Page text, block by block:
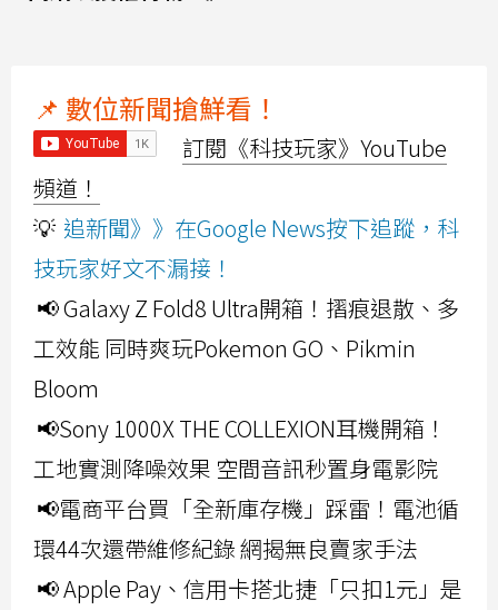
📌 數位新聞搶鮮看！
訂閱《科技玩家》YouTube
頻道！
💡 追新聞》》在Google News按下追蹤，科
技玩家好文不漏接！
📢 Galaxy Z Fold8 Ultra開箱！摺痕退散、多
工效能 同時爽玩Pokemon GO、Pikmin
Bloom
📢Sony 1000X THE COLLEXION耳機開箱！
工地實測降噪效果 空間音訊秒置身電影院
📢電商平台買「全新庫存機」踩雷！電池循
環44次還帶維修紀錄 網揭無良賣家手法
📢 Apple Pay、信用卡搭北捷「只扣1元」是